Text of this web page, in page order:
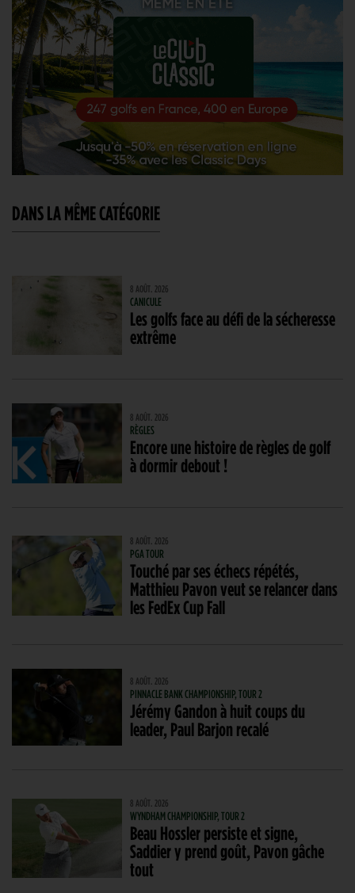
DANS LA MÊME CATÉGORIE
8 AOÛT. 2026
CANICULE
Les golfs face au défi de la sécheresse
extrême
8 AOÛT. 2026
RÈGLES
Encore une histoire de règles de golf
à dormir debout !
8 AOÛT. 2026
PGA TOUR
Touché par ses échecs répétés,
Matthieu Pavon veut se relancer dans
les FedEx Cup Fall
8 AOÛT. 2026
PINNACLE BANK CHAMPIONSHIP, TOUR 2
Jérémy Gandon à huit coups du
leader, Paul Barjon recalé
8 AOÛT. 2026
WYNDHAM CHAMPIONSHIP, TOUR 2
Beau Hossler persiste et signe,
Saddier y prend goût, Pavon gâche
tout